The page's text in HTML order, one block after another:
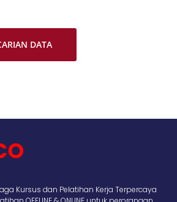
DATA
Kursus dan Pelatihan Kerja Terpercaya